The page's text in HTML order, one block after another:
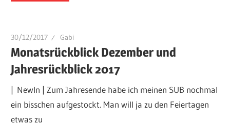
30/12/2017 Gabi
Monatsrückblick Dezember und
Jahresrückblick 2017
| NewIn | Zum Jahresende habe ich meinen SUB nochmal
ein bisschen aufgestockt. Man will ja zu den Feiertagen
etwas zu